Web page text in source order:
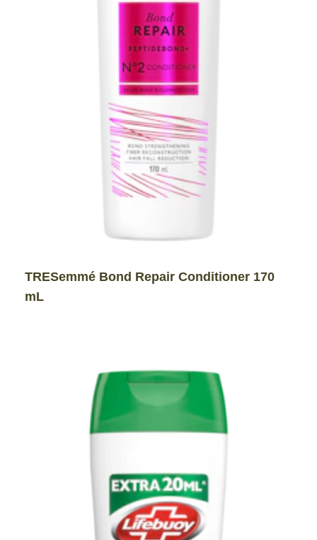
TRESemmé Bond Repair Conditioner 170
mL